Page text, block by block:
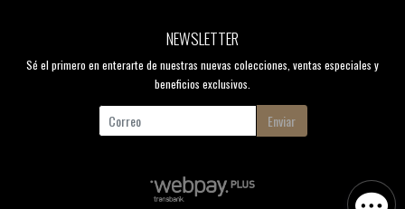
NEWSLETTER
Sé el primero en enterarte de nuestras nuevas colecciones, ventas especiales y
beneficios exclusivos.
Enviar